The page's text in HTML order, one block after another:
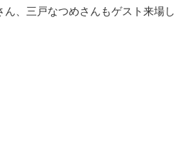
、三戸なつめさんもゲスト来場し